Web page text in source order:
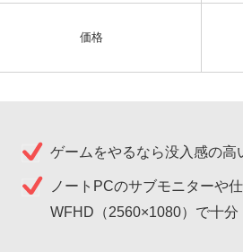
価格
ゲームをやるなら没入感の高
ノートPCのサブモニターや
WFHD（2560×1080）で十分